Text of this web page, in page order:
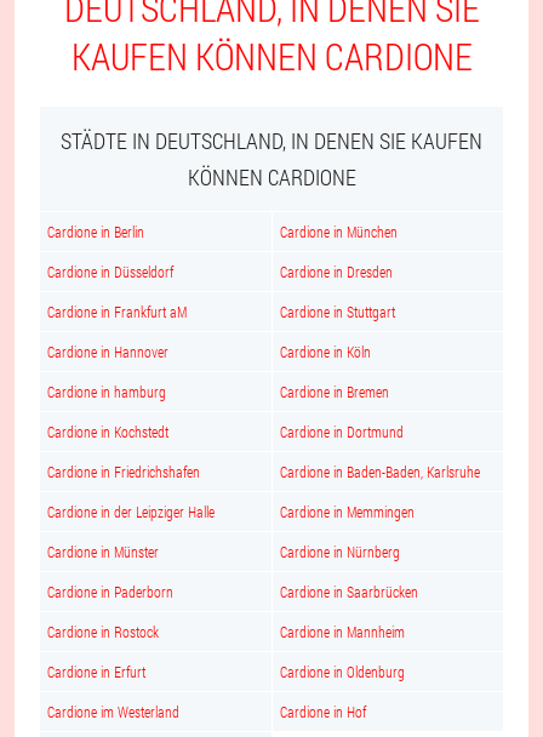
KAUFEN KÖNNEN CARDIONE
STÄDTE IN DEUTSCHLAND, IN DENEN SIE KAUFEN
KÖNNEN CARDIONE
Cardione in Berlin Cardione in München
Cardione in Düsseldorf Cardione in Dresden
Cardione in Frankfurt aM Cardione in Stuttgart
Cardione in Hannover Cardione in Köln
Cardione in hamburg Cardione in Bremen
Cardione in Kochstedt Cardione in Dortmund
Cardione in Friedrichshafen Cardione in Baden-Baden, Karlsruhe
Cardione in der Leipziger Halle Cardione in Memmingen
Cardione in Münster Cardione in Nürnberg
Cardione in Paderborn Cardione in Saarbrücken
Cardione in Rostock Cardione in Mannheim
Cardione in Erfurt Cardione in Oldenburg
Cardione im Westerland Cardione in Hof